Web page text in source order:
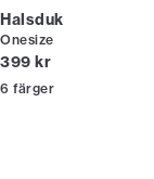
Halsduk
Onesize
Nuvarande pris
399 kr
6 färger